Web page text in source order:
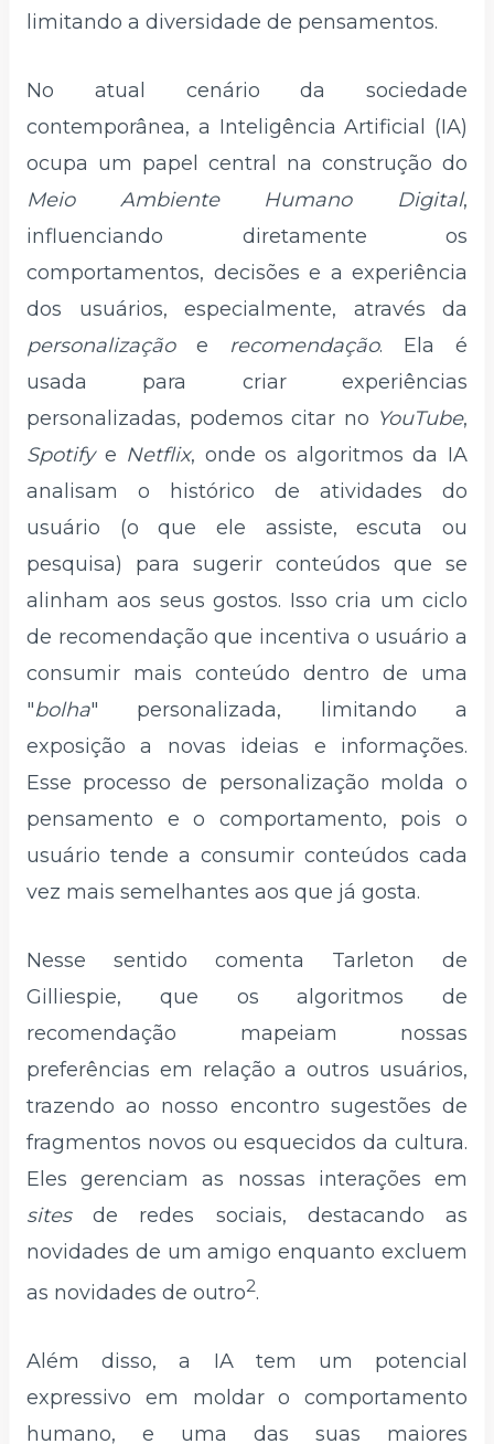
limitando a diversidade de pensamentos.
No atual cenário da sociedade
contemporânea, a Inteligência Artificial (IA)
ocupa um papel central na construção do
Meio Ambiente Humano Digital,
influenciando diretamente os
comportamentos, decisões e a experiência
dos usuários, especialmente, através da
personalizaçãoe recomendação. Ela é
usada para criar experiências
personalizadas, podemos citar no YouTube,
Spotifye Netflix, onde os algoritmos da IA
analisam o histórico de atividades do
usuário (o que ele assiste, escuta ou
pesquisa) para sugerir conteúdos que se
alinham aos seus gostos. Isso cria um ciclo
de recomendação que incentiva o usuário a
consumir mais conteúdo dentro de uma
"bolha" personalizada, limitando a
exposição a novas ideias e informações.
Esse processo de personalização molda o
pensamento e o comportamento, pois o
usuário tende a consumir conteúdos cada
vez mais semelhantes aos que já gosta.
Nesse sentido comenta Tarleton de
Gilliespie, que os algoritmos de
recomendação mapeiam nossas
preferências em relação a outros usuários,
trazendo ao nosso encontro sugestões de
fragmentos novos ou esquecidos da cultura.
Eles gerenciam as nossas interações em
sitesde redes sociais, destacando as
novidades de um amigo enquanto excluem
as novidades de outro2.
Além disso, a IA tem um potencial
expressivo em moldar o comportamento
humano, e uma das suas maiores